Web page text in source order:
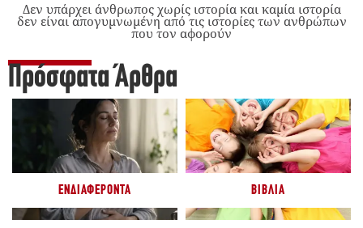
Δεν υπάρχει άνθρωπος χωρίς ιστορία και καμία ιστορία
δεν είναι απογυμνωμένη από τις ιστορίες των ανθρώπων
που τον αφορούν
Πρόσφατα Άρθρα
ΕΝΔΙΑΦΈΡΟΝΤΑ ΒΙΒΛΊΑ